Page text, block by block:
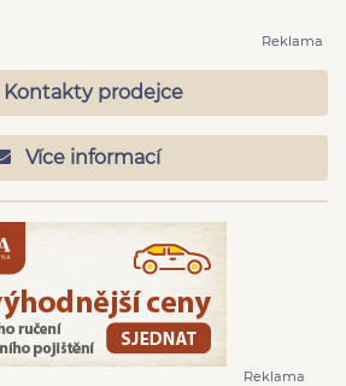
Reklama
Kontakty prodejce
Více informací
Reklama